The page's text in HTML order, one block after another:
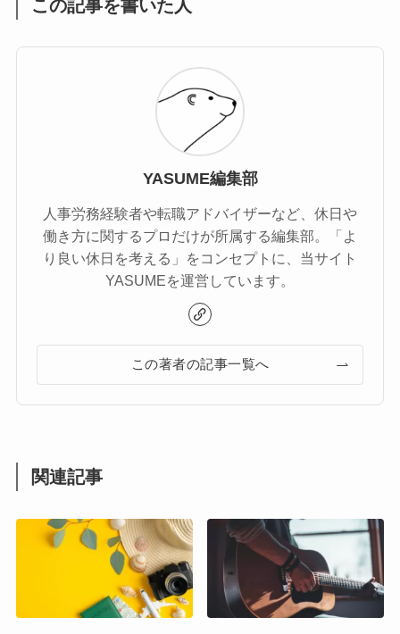
この記事を書いた人
YASUME編集部
人事労務経験者や転職アドバイザーなど、休日や
働き方に関するプロだけが所属する編集部。「よ
り良い休日を考える」をコンセプトに、当サイト
YASUMEを運営しています。
この著者の記事一覧へ
関連記事